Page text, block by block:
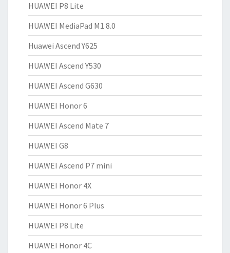
HUAWEI P8 Lite
HUAWEI MediaPad M1 8.0
Huawei Ascend Y625
HUAWEI Ascend Y530
HUAWEI Ascend G630
HUAWEI Honor 6
HUAWEI Ascend Mate 7
HUAWEI G8
HUAWEI Ascend P7 mini
HUAWEI Honor 4X
HUAWEI Honor 6 Plus
HUAWEI P8 Lite
HUAWEI Honor 4C